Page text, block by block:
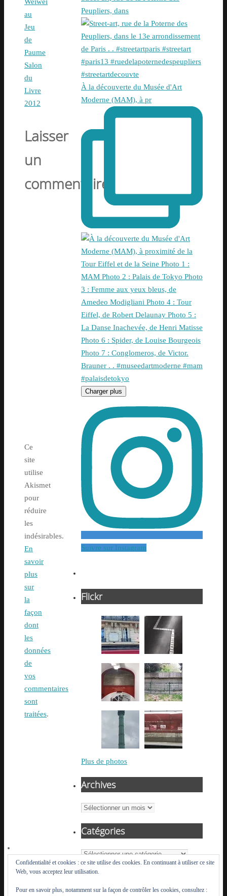
Weiwei
au
Jeu
de
Paume
Salon
du
Livre
2012
Laisser
un
commentaire
Ce
site
utilise
Akismet
pour
réduire
les
indésirables.
En
savoir
plus
sur
la
façon
dont
les
données
de
vos
commentaires
sont
traitées.
Peupliers, dans
À la découverte du Musée d'Art
Moderne (MAM), à pr
Charger plus
Suivre sur Instagram
Flickr
Plus de photos
Archives
Archives
Catégories
Catégories
Confidentialité et cookies : ce site utilise des cookies. En continuant à utiliser ce site
Web, vous acceptez leur utilisation.
Pour en savoir plus, notamment sur la façon de contrôler les cookies, consultez :